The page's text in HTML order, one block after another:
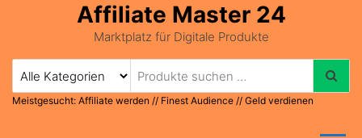
Affiliate Master 24
Marktplatz für Digitale Produkte
Meistgesucht: Affiliate werden // Finest Audience // Geld verdienen